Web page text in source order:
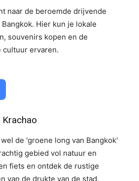
naar de beroemde drijvende
Hier kun je lokale
souvenirs kopen en de
cultuur ervaren.
de 'groene long van Bangkok'
gebied vol natuur en
fiets en ontdek de rustige
van de drukte van de stad.